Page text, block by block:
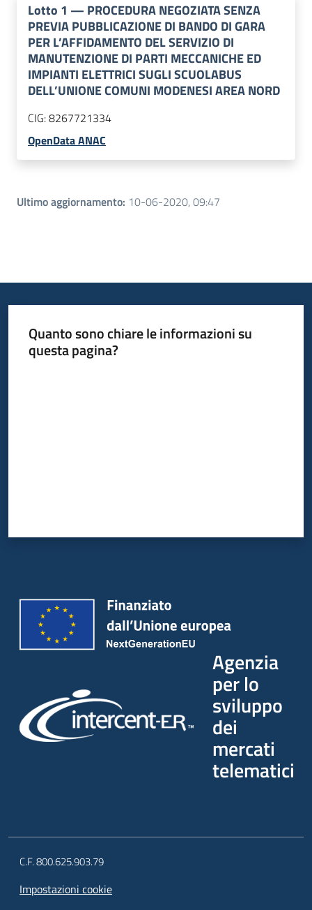
Lotto 1 — PROCEDURA NEGOZIATA SENZA
PREVIA PUBBLICAZIONE DI BANDO DI GARA
PER L’AFFIDAMENTO DEL SERVIZIO DI
MANUTENZIONE DI PARTI MECCANICHE ED
IMPIANTI ELETTRICI SUGLI SCUOLABUS
DELL’UNIONE COMUNI MODENESI AREA NORD
CIG:8267721334
OpenData ANAC
Ultimo aggiornamento: 10-06-2020, 09:47
Quanto sono chiare le informazioni su
questa pagina?
Agenzia
per lo
sviluppo
dei
mercati
telematici
C.F. 800.625.903.79
Impostazioni cookie